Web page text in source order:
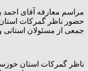
مراسم معارفه آقای احمد
حضور ناظر گمرکات
جمعی از مسئولان استانی
ناظر گمرکات استان